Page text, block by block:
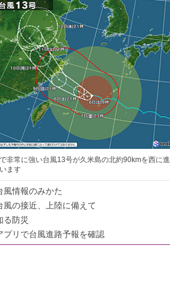
非常に強い台風13号が久米島の北約90kmを西に進
ます
風情報のみかた
風の接近、上陸に備えて
る防災
プリで台風進路予報を確認